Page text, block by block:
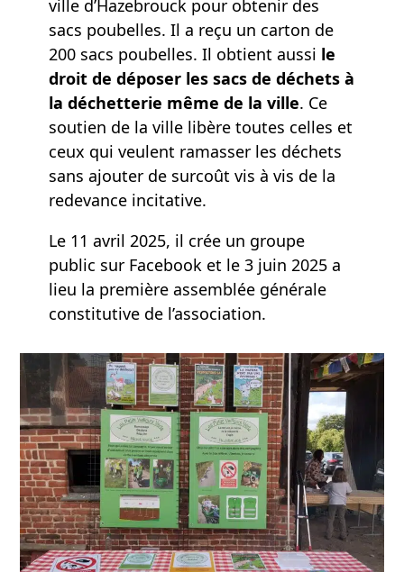
ville d’Hazebrouck pour obtenir des
sacs poubelles. Il a reçu un carton de
200 sacs poubelles. Il obtient aussi le
droit de déposer les sacs de déchets à
la déchetterie même de la ville. Ce
soutien de la ville libère toutes celles et
ceux qui veulent ramasser les déchets
sans ajouter de surcoût vis à vis de la
redevance incitative.
Le 11 avril 2025, il crée un groupe
public sur Facebook et le 3 juin 2025 a
lieu la première assemblée générale
constitutive de l’association.